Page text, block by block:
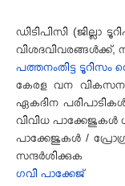
ഡിടിപിസി
വിശദവിവരങ്ങൾക്ക്,
പത്തനംതിട്ട
കേരള വന വികസന
ഏകദിന
വിവിധ പാക്കേജുകൾ
പാക്കേജുകൾ /
സന്ദർശിക്കുക
ഗവി പാക്കേജ്